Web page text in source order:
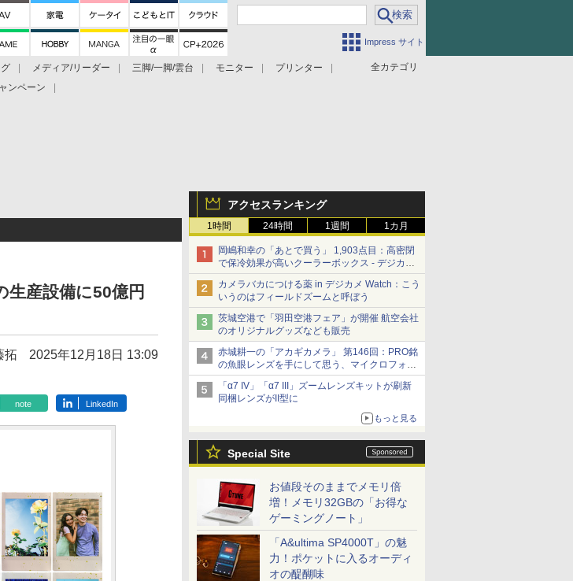
Impress サイト
全カテゴリ
メディア/リーダー 三脚/一脚/雲台 モニター
プリンター
ンペーン
アクセスランキング
1時間 24時間 1週間 1カ月
岡嶋和幸の「あとで買う」 1,903点目：高密閉
で保冷効果が高いクーラーボックス - デジカメ
Watch
カメラバカにつける薬 in デジカメ Watch：こう
いうのはフィールドズームと呼ぼう
茨城空港で「羽田空港フェア」が開催 航空会社
のオリジナルグッズなども販売
赤城耕一の「アカギカメラ」 第146回：PRO銘
の魚眼レンズを手にして思う、マイクロフォー
サーズへの期待と可能性
「α7 IV」「α7 III」ズームレンズキットが刷新
同梱レンズがII型に
もっと見る
Special Site
お値段そのままでメモリ倍
増！メモリ32GBの「お得な
ゲーミングノート」
「A&ultima SP4000T」の魅
力！ポケットに入るオーディ
オの醍醐味
産設備に50億円
拓 2025年12月18日 13:09
note LinkedIn